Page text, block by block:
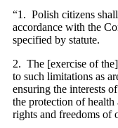
“1. Polish citizens
accordance with the
specified by statute.
2. The [exercise of
to such limitations as
ensuring the interests
the protection of
rights and freedoms of